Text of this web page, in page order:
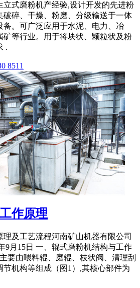
立式磨粉机产经验,设计开发的先进粉
破碎、干燥、粉磨、分级输送于一体
备。可广泛应用于水泥、电力、冶
矿等行业。用于将块状、颗粒状及粉
.
8511
作原理
理及工艺流程河南矿山机器有限公司
9月15日 一、辊式磨粉机结构与工作
要由喂料辊、磨辊、枝状阀、清理刮
节机构等组成（图1）,其核心部件为